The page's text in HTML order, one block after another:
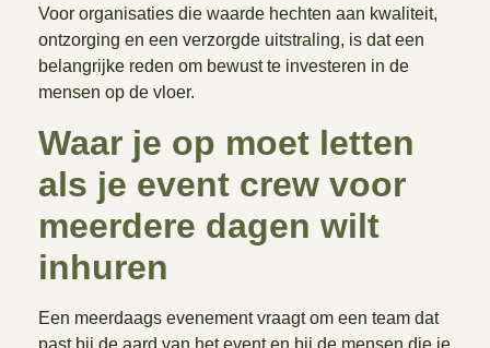
Voor organisaties die waarde hechten aan kwaliteit,
ontzorging en een verzorgde uitstraling, is dat een
belangrijke reden om bewust te investeren in de
mensen op de vloer.
Waar je op moet letten
als je event crew voor
meerdere dagen wilt
inhuren
Een meerdaags evenement vraagt om een team dat
past bij de aard van het event en bij de mensen die je